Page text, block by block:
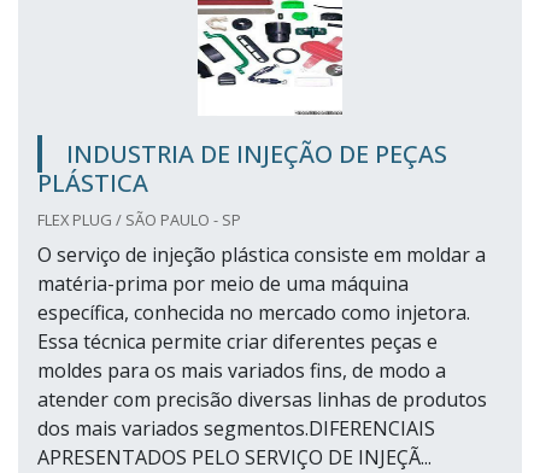
INDUSTRIA DE INJEÇÃO DE PEÇAS
PLÁSTICA
FLEX PLUG / SÃO PAULO - SP
O serviço de injeção plástica consiste em moldar a
matéria-prima por meio de uma máquina
específica, conhecida no mercado como injetora.
Essa técnica permite criar diferentes peças e
moldes para os mais variados fins, de modo a
atender com precisão diversas linhas de produtos
dos mais variados segmentos.DIFERENCIAIS
APRESENTADOS PELO SERVIÇO DE INJEÇÃ...